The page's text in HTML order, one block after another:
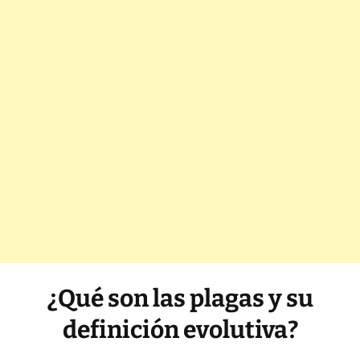
¿Qué son las plagas y su
definición evolutiva?